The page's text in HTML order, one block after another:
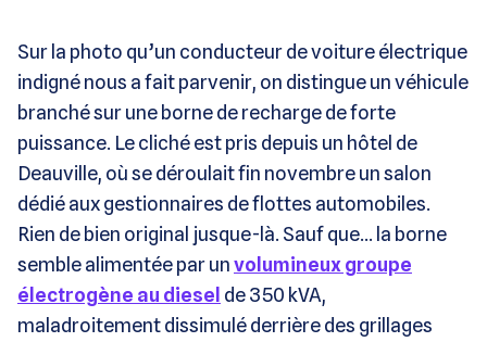
Sur la photo qu’un conducteur de voiture électrique
indigné nous a fait parvenir, on distingue un véhicule
branché sur une borne de recharge de forte
puissance. Le cliché est pris depuis un hôtel de
Deauville, où se déroulait fin novembre un salon
dédié aux gestionnaires de flottes automobiles.
Rien de bien original jusque-là. Sauf que… la borne
semble alimentée par unvolumineux groupe
électrogène au diesel de 350 kVA,
maladroitement dissimulé derrière des grillages